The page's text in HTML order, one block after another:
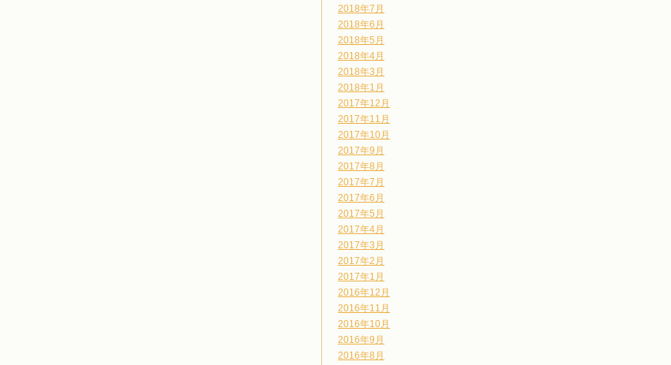
2018年7月
2018年6月
2018年5月
2018年4月
2018年3月
2018年1月
2017年12月
2017年11月
2017年10月
2017年9月
2017年8月
2017年7月
2017年6月
2017年5月
2017年4月
2017年3月
2017年2月
2017年1月
2016年12月
2016年11月
2016年10月
2016年9月
2016年8月